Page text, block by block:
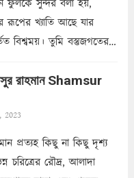
ফুলকে সুন্দর বলা হয়,
রূপের খ্যাতি আছে যার
বিশ্বময়। তুমি বস্তুজগতের
তোমাকে সুন্দরী বলা চলে,
রাহমান Shamsur
2023
প্রত্যহ কিছু না কিছু দৃশ্য
চরিত্রের রৌদ্র, আলাদা